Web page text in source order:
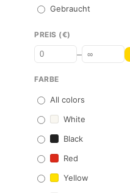
Gebraucht
PREIS (€)
–
FARBE
All colors
White
Black
Red
Yellow